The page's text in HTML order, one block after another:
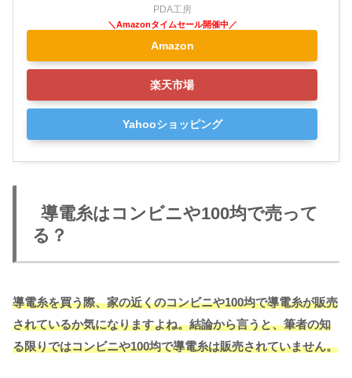
PDA工房
Amazon
楽天市場
Yahooショッピング
導電糸はコンビニや100均で売って
る？
導電糸を買う際、家の近くのコンビニや100均で導電糸が販売
されているか気になりますよね。結論から言うと、筆者の知
る限りではコンビニや100均で導電糸は販売されていません。